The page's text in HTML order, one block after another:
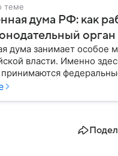
теме
дума РФ: как
дума занимает особое
власти. Именно
государства,
устроена Госдума,